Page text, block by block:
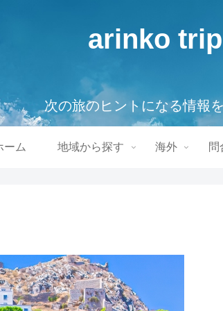
arinko trip
次の旅のヒントになる情報
ーム 地域から探す 海外 問